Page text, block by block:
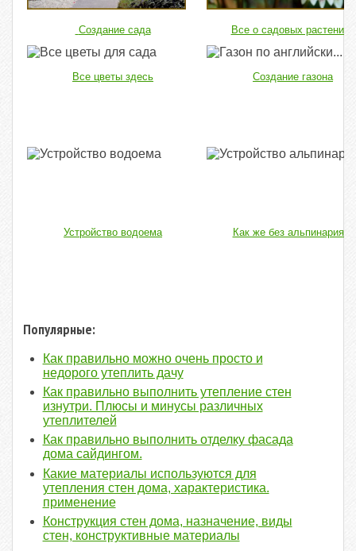
Создание сада Все о садовых растениях
Все цветы здесь Создание газона
Устройство водоема Как же без альпинария...
Популярные:
Как правильно можно очень просто и
недорого утеплить дачу
Как правильно выполнить утепление стен
изнутри. Плюсы и минусы различных
утеплителей
Как правильно выполнить отделку фасада
дома сайдингом.
Какие материалы используются для
утепления стен дома, характеристика.
применение
Конструкция стен дома, назначение, виды
стен, конструктивные материалы